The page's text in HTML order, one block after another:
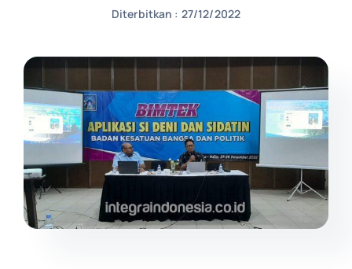
CONTACT US
Diterbitkan : 27/12/2022